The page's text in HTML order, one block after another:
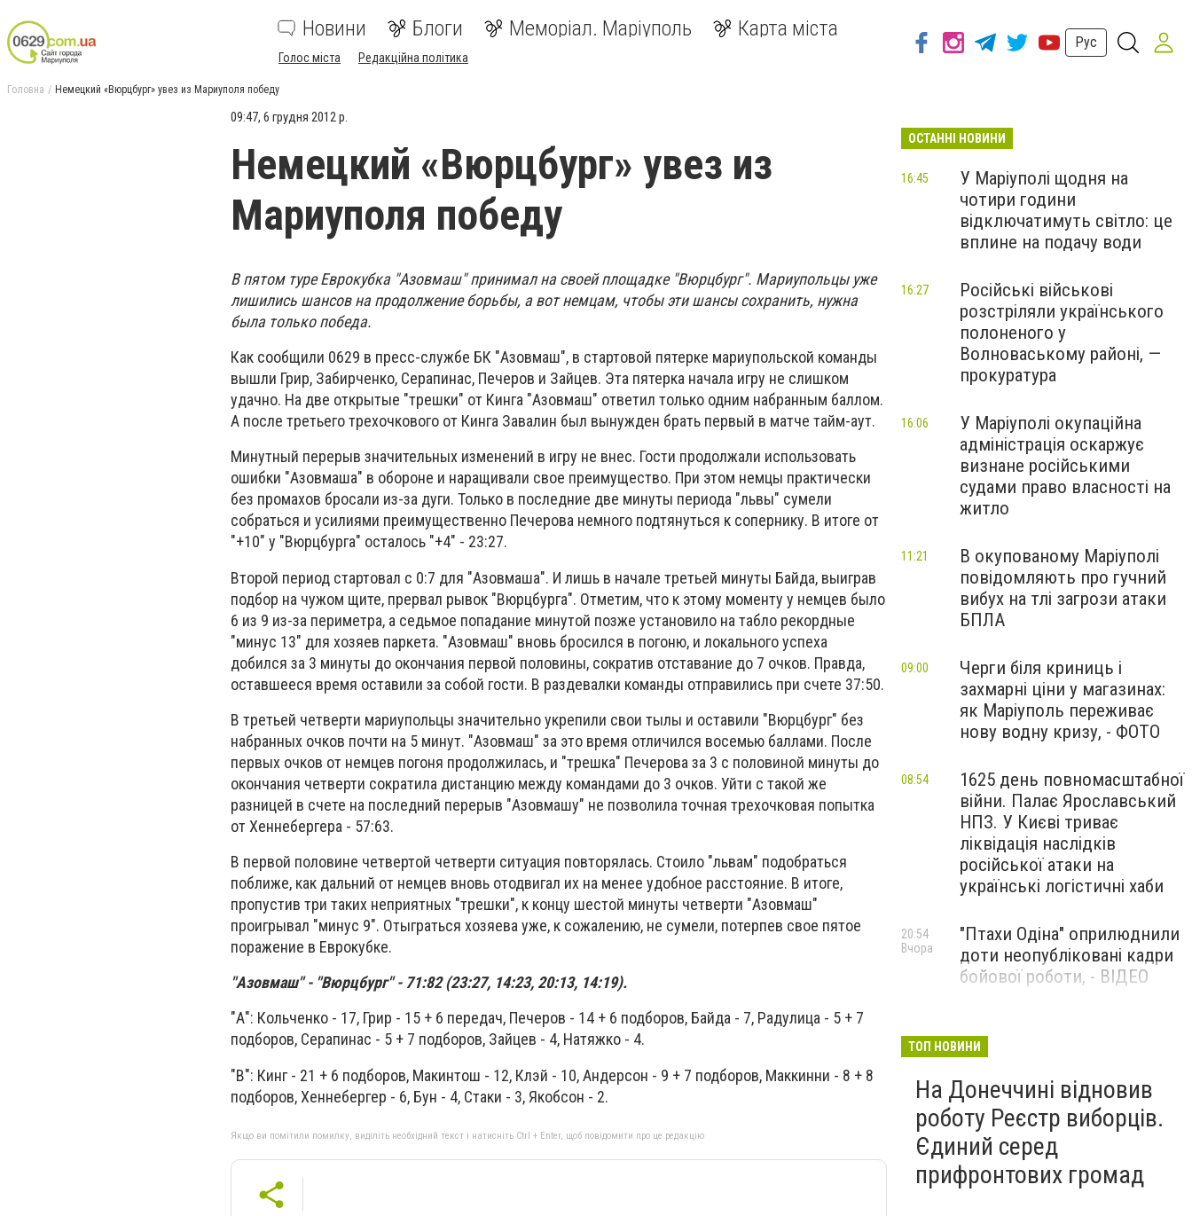
Новини Блоги Меморіал. Маріуполь Карта міста
Голос міста Редакційна політика
Рус
Головна Немецкий «Вюрцбург» увез из Мариуполя победу
09:47, 6 грудня 2012 р.
Немецкий «Вюрцбург» увез из
Мариуполя победу
В пятом туре Еврокубка "Азовмаш" принимал на своей площадке "Вюрцбург". Мариупольцы уже
лишились шансов на продолжение борьбы, а вот немцам, чтобы эти шансы сохранить, нужна
была только победа.
Как сообщили 0629 в пресс-службе БК "Азовмаш", в стартовой пятерке мариупольской команды
вышли Грир, Забирченко, Серапинас, Печеров и Зайцев. Эта пятерка начала игру не слишком
удачно. На две открытые "трешки" от Кинга "Азовмаш" ответил только одним набранным баллом.
А после третьего трехочкового от Кинга Завалин был вынужден брать первый в матче тайм-аут.
Минутный перерыв значительных изменений в игру не внес. Гости продолжали использовать
ошибки "Азовмаша" в обороне и наращивали свое преимущество. При этом немцы практически
без промахов бросали из-за дуги. Только в последние две минуты периода "львы" сумели
собраться и усилиями преимущественно Печерова немного подтянуться к сопернику. В итоге от
"+10" у "Вюрцбурга" осталось "+4" - 23:27.
Второй период стартовал с 0:7 для "Азовмаша". И лишь в начале третьей минуты Байда, выиграв
подбор на чужом щите, прервал рывок "Вюрцбурга". Отметим, что к этому моменту у немцев было
6 из 9 из-за периметра, а седьмое попадание минутой позже установило на табло рекордные
"минус 13" для хозяев паркета. "Азовмаш" вновь бросился в погоню, и локального успеха
добился за 3 минуты до окончания первой половины, сократив отставание до 7 очков. Правда,
оставшееся время оставили за собой гости. В раздевалки команды отправились при счете 37:50.
В третьей четверти мариупольцы значительно укрепили свои тылы и оставили "Вюрцбург" без
набранных очков почти на 5 минут. "Азовмаш" за это время отличился восемью баллами. После
первых очков от немцев погоня продолжилась, и "трешка" Печерова за 3 с половиной минуты до
окончания четверти сократила дистанцию между командами до 3 очков. Уйти с такой же
разницей в счете на последний перерыв "Азовмашу" не позволила точная трехочковая попытка
от Хеннебергера - 57:63.
В первой половине четвертой четверти ситуация повторялась. Стоило "львам" подобраться
поближе, как дальний от немцев вновь отодвигал их на менее удобное расстояние. В итоге,
пропустив три таких неприятных "трешки", к концу шестой минуты четверти "Азовмаш"
проигрывал "минус 9". Отыграться хозяева уже, к сожалению, не сумели, потерпев свое пятое
поражение в Еврокубке.
"Азовмаш" - "Вюрцбург" - 71:82 (23:27, 14:23, 20:13, 14:19).
"А": Кольченко - 17, Грир - 15 + 6 передач, Печеров - 14 + 6 подборов, Байда - 7, Радулица - 5 + 7
подборов, Серапинас - 5 + 7 подборов, Зайцев - 4, Натяжко - 4.
"В": Кинг - 21 + 6 подборов, Макинтош - 12, Клэй - 10, Андерсон - 9 + 7 подборов, Маккинни - 8 + 8
подборов, Хеннебергер - 6, Бун - 4, Стаки - 3, Якобсон - 2.
Якщо ви помітили помилку, виділіть необхідний текст і натисніть Ctrl + Enter, щоб повідомити про це редакцію
ОСТАННІ НОВИНИ
У Маріуполі щодня на
чотири години
відключатимуть світло: це
вплине на подачу води
16:45
Російські військові
розстріляли українського
полоненого у
Волноваському районі, —
прокуратура
16:27
У Маріуполі окупаційна
адміністрація оскаржує
визнане російськими
судами право власності на
житло
16:06
В окупованому Маріуполі
повідомляють про гучний
вибух на тлі загрози атаки
БПЛА
11:21
Черги біля криниць і
захмарні ціни у магазинах:
як Маріуполь переживає
нову водну кризу, - ФОТО
09:00
1625 день повномасштабної
війни. Палає Ярославський
НПЗ. У Києві триває
ліквідація наслідків
російської атаки на
українські логістичні хаби
08:54
"Птахи Одіна" оприлюднили
доти неопубліковані кадри
бойової роботи, - ВІДЕО
20:54
Вчора
Бєдняков зіграє тата
новому українському
фільмі, - ФОТО
Вчора
ТОП НОВИНИ
На Донеччині відновив
роботу Реєстр виборців.
Єдиний серед
прифронтових громад